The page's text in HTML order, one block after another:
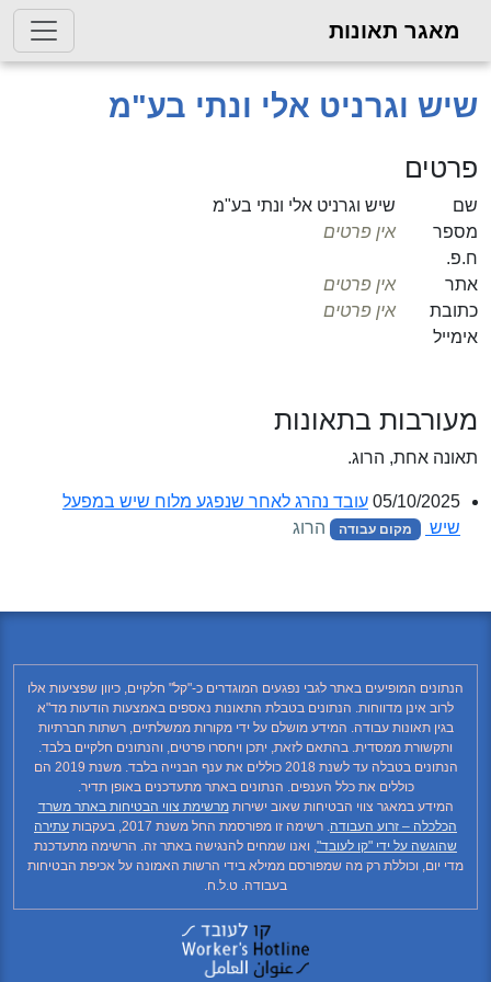
מאגר תאונות
שיש וגרניט אלי ונתי בע"מ
פרטים
שם
שיש וגרניט אלי ונתי בע"מ
מספר
ח.פ.
אין פרטים
אתר
אין פרטים
כתובת
אימייל
אין פרטים
מעורבות בתאונות
תאונה אחת, הרוג.
05/10/2025 עובד נהרג לאחר שנפגע מלוח שיש במפעל
שיש
מקום עבודה הרוג
הנתונים המופיעים באתר לגבי נפגעים המוגדרים כ-"קל" חלקיים, כיוון שפציעות אלו
לרוב אינן מדווחות. הנתונים בטבלת התאונות נאספים באמצעות הודעות מד"א
בגין תאונות עבודה. המידע מושלם על ידי מקורות ממשלתיים, רשתות חברתיות
ותקשורת ממסדית. בהתאם לזאת, יתכן ויחסרו פרטים, והנתונים חלקיים בלבד.
הנתונים בטבלה עד לשנת 2018 כוללים את ענף הבנייה בלבד. משנת 2019 הם
כוללים את כלל הענפים. הנתונים באתר מתעדכנים באופן תדיר.
המידע במאגר צווי הבטיחות שאוב ישירותמרשימת צווי הבטיחות באתר משרד
הכלכלה – זרוע העבודה. רשימה זו מפורסמת החל משנת 2017, בעקבות
עתירה
שהוגשה על ידי "קו לעובד", ואנו שמחים להנגישה באתר זה. הרשימה מתעדכנת
מדי יום, וכוללת רק מה שמפורסם ממילא בידי הרשות האמונה על אכיפת הבטיחות
בעבודה. ט.ל.ח.